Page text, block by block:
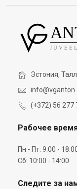
Эстония,
(+372) 56 277
Рабочее
Пн - Пт: 9:00 -
Сб: 10:00 - 14:00
Следите за